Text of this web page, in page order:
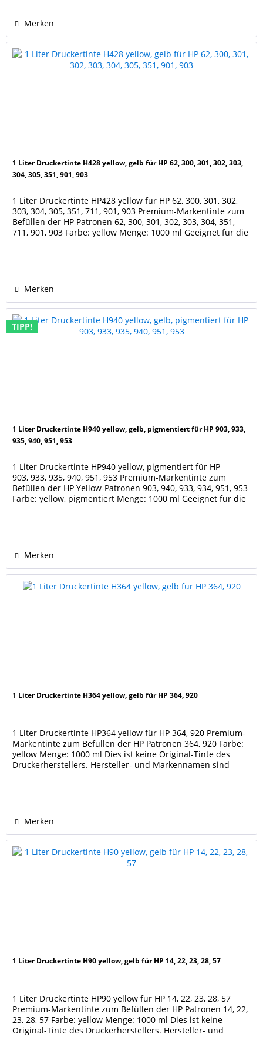
Merken
1 Liter Druckertinte H428 yellow, gelb für HP 62, 300, 301, 302, 303,
304, 305, 351, 901, 903
1 Liter Druckertinte HP428 yellow für HP 62, 300, 301, 302,
303, 304, 305, 351, 711, 901, 903 Premium-Markentinte zum
Befüllen der HP Patronen 62, 300, 301, 302, 303, 304, 351,
711, 901, 903 Farbe: yellow Menge: 1000 ml Geeignet für die
Merken
TIPP!
1 Liter Druckertinte H940 yellow, gelb, pigmentiert für HP 903, 933,
935, 940, 951, 953
1 Liter Druckertinte HP940 yellow, pigmentiert für HP
903, 933, 935, 940, 951, 953 Premium-Markentinte zum
Befüllen der HP Yellow-Patronen 903, 940, 933, 934, 951, 953
Farbe: yellow, pigmentiert Menge: 1000 ml Geeignet für die
Merken
1 Liter Druckertinte H364 yellow, gelb für HP 364, 920
1 Liter Druckertinte HP364 yellow für HP 364, 920 Premium-
Markentinte zum Befüllen der HP Patronen 364, 920 Farbe:
yellow Menge: 1000 ml Dies ist keine Original-Tinte des
Druckerherstellers. Hersteller- und Markennamen sind
Merken
1 Liter Druckertinte H90 yellow, gelb für HP 14, 22, 23, 28, 57
1 Liter Druckertinte HP90 yellow für HP 14, 22, 23, 28, 57
Premium-Markentinte zum Befüllen der HP Patronen 14, 22,
23, 28, 57 Farbe: yellow Menge: 1000 ml Dies ist keine
Original-Tinte des Druckerherstellers. Hersteller- und